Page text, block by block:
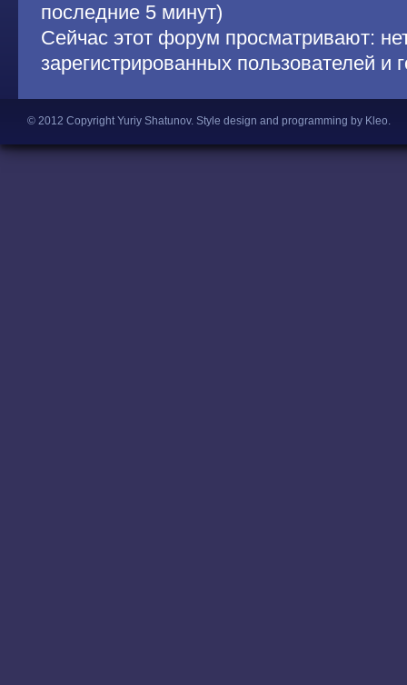
последние 5 минут)
Сейчас этот форум просматривают:
зарегистрированных пользователей и
© 2012 Copyright Yuriy Shatunov. Style design and programming by Kleo.